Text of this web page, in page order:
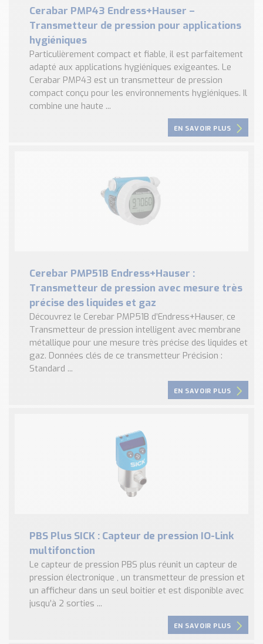
Cerabar PMP43 Endress+Hauser –
Transmetteur de pression pour applications
hygiéniques
Particulièrement compact et fiable, il est parfaitement
adapté aux applications hygiéniques exigeantes. Le
Cerabar PMP43 est un transmetteur de pression
compact conçu pour les environnements hygiéniques. Il
combine une haute ...
EN SAVOIR PLUS
Cerebar PMP51B Endress+Hauser :
Transmetteur de pression avec mesure très
précise des liquides et gaz
Découvrez le Cerebar PMP51B d’Endress+Hauser, ce
Transmetteur de pression intelligent avec membrane
métallique pour une mesure très précise des liquides et
gaz. Données clés de ce transmetteur Précision :
Standard ...
EN SAVOIR PLUS
PBS Plus SICK : Capteur de pression IO-Link
multifonction
Le capteur de pression PBS plus réunit un capteur de
pression électronique , un transmetteur de pression et
un afficheur dans un seul boitier et est disponible avec
jusqu’à 2 sorties ...
EN SAVOIR PLUS